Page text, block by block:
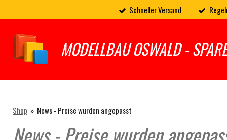
Hauptinhalt
springen
Schneller Versand
MODELLBAU OSWALD -
Shop » News - Preise wurden angepasst